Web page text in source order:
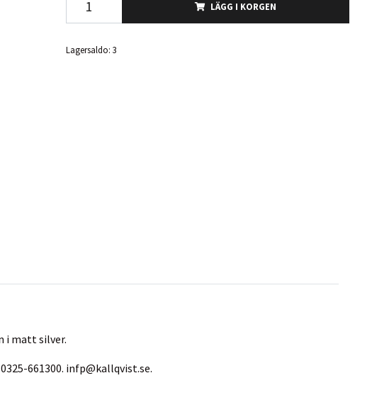
LÄGG I KORGEN
Lagersaldo: 3
i matt silver.
661300. infp@kallqvist.se.